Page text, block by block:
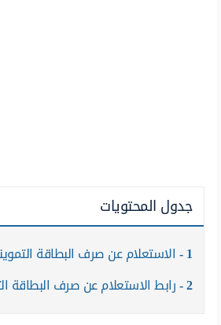
جدول المحتويات
1 الاستعلام عن صرف البطاقة
2 رابط الاستعلام عن صرف البطاقة